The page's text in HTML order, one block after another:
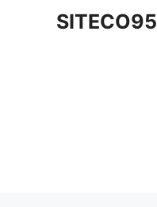
SITECO95